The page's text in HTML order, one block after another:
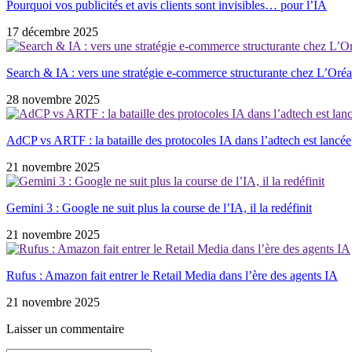
Pourquoi vos publicités et avis clients sont invisibles… pour l’IA
17 décembre 2025
Search & IA : vers une stratégie e-commerce structurante chez
28 novembre 2025
AdCP vs ARTF : la bataille des protocoles IA dans l’adtech est lancée
21 novembre 2025
Gemini 3 : Google ne suit plus la course de l’IA, il la redéfinit
21 novembre 2025
Rufus : Amazon fait entrer le Retail Media dans l’ère des agents IA
21 novembre 2025
Laisser un commentaire